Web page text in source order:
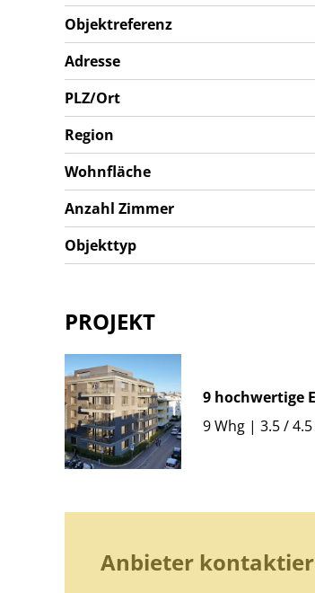
Objektreferenz
Adresse
PLZ/Ort
Region
Wohnfläche
Anzahl Zimmer
Objekttyp
PROJEKT
9 hochwertige
9 Whg | 3.5 / 4.5
Anbieter